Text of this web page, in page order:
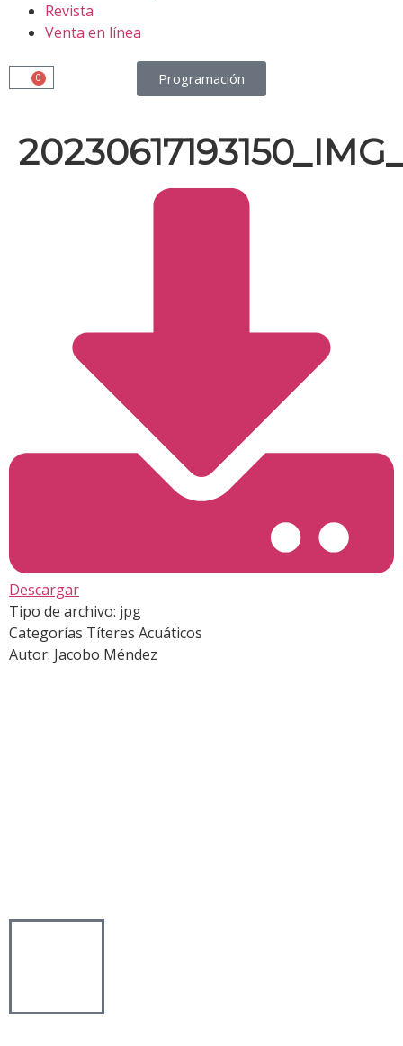
Revista
Venta en línea
Programación
0
Descargar
Tipo de archivo: jpg
Categorías Títeres Acuáticos
Autor: Jacobo Méndez